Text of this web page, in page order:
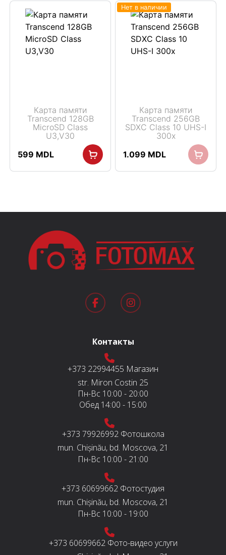
2.590 MDL.
Карта памяти
Transcend 128GB
MicroSD Class
U3,V30
599 MDL
Нет в наличии
Карта памяти
Transcend 256GB
SDXC Class 10 UHS-I
300x
1.099 MDL
Контакты
+373 22994455 Магазин
str. Miron Costin 25
Пн-Вс 10:00 - 20:00
Обед 14:00 - 15:00
+373 79926992 Фотошкола
mun. Chișinău, bd. Moscova, 21
Пн-Вс 10:00 - 21:00
+373 60699662 Фотостудия
mun. Chișinău, bd. Moscova, 21
Пн-Вс 10:00 - 19:00
+373 60699662 Фото-видео услуги